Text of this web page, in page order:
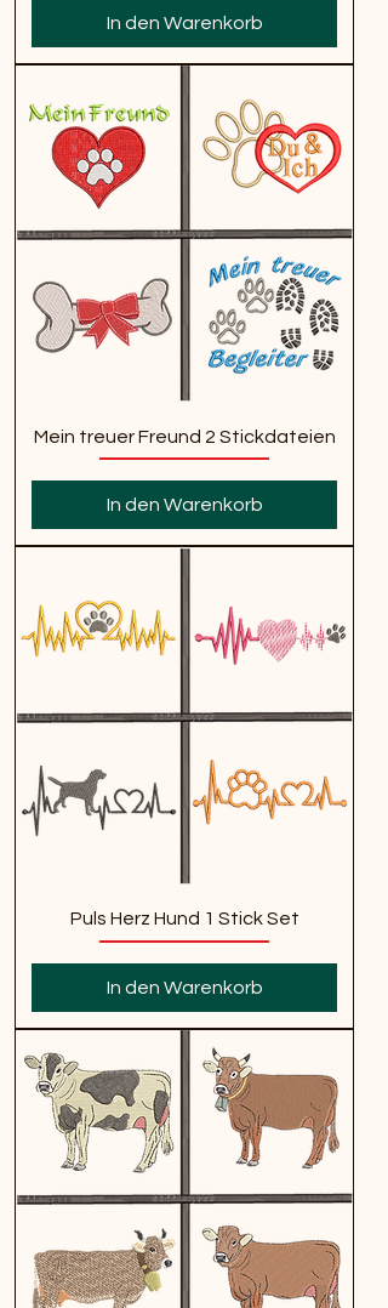
In den Warenkorb
Mein treuer Freund 2 Stickdateien
In den Warenkorb
Puls Herz Hund 1 Stick Set
In den Warenkorb